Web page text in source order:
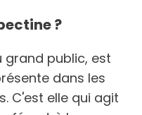
?
grand public, est
dans les
C'est elle qui agit